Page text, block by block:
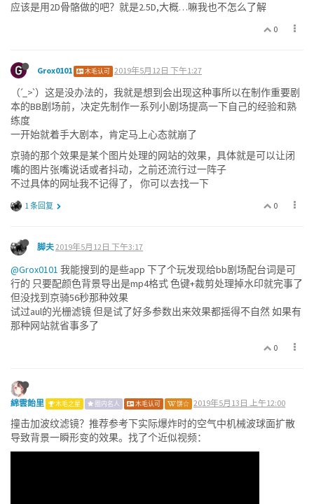
应该是用2D骨骼做的吧？就是2.5D,大概…嘛我也不怎么了解
0
Grox0101 木毛认可 2019年5月12日 下午1:27
（ˊ_>ˋ）这是没办法的，我就是想到会出现这种事所以在制作重要剧
本的BB剧场前，决定先制作一系列小剧场提高一下自己的经验和熟
练度
一开始就着手大剧本，肯定马上心态就崩了
京骑的那个效果是某个图片处理的网站的效果，具体就是可以让闭
嘴的图片张嘴说话或者抖动，之前还流行过一阵子
不过具体的网址我不记得了， 你可以去找一下
0
1 条回复
脚夫2019年5月12日 下午3:17
@Grox0101 我能搜到的是些app 下了个玩发现给bb剧场配台词是可
行的 只要配颜色背景导出是mp4格式 色键+裁剪处理掉水印就完事了
但没找到京骑56秒那种效果
试过aul的光栅滤镜 但是试了好多参数出来效果都摇得不自然 如果有
那种网站就省事多了
0
綿雲飴里 木毛之星 圈内名人 木毛认可 饼☆ 2019年5月13日 上午12:00
撞击加波纹滤镜？推荐参考下实际爆炸时的空气中机械波球面扩散
导致背景一瞬形变的效果。找了个近似视频：